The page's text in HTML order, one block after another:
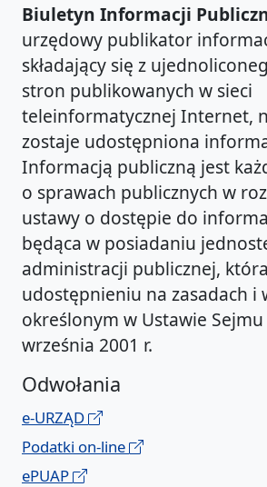
Biuletyn Informacji
urzędowy publikator
składający się z
stron publikowanych w sieci
teleinformatycznej Internet,
zostaje udostępniona
Informacją publiczną jest
o sprawach publicznych w
ustawy o dostępie do
będąca w posiadaniu
administracji publicznej,
udostępnieniu na zasadach i
określonym w Ustawie Sejmu
września 2001 r.
Odwołania
e-URZĄD
Podatki on-line
ePUAP